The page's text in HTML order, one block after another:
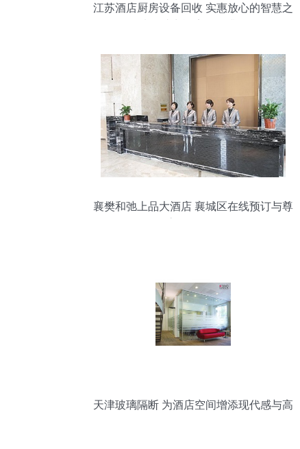
江苏酒店厨房设备回收 实惠放心的智慧之
襄樊和弛上品大酒店 襄城区在线预订与尊
天津玻璃隔断 为酒店空间增添现代感与高